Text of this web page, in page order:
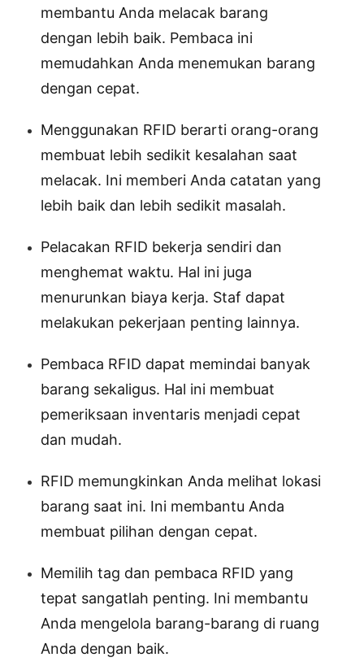
membantu Anda melacak barang
dengan lebih baik. Pembaca ini
memudahkan Anda menemukan barang
dengan cepat.
Menggunakan RFID berarti orang-orang
membuat lebih sedikit kesalahan saat
melacak. Ini memberi Anda catatan yang
lebih baik dan lebih sedikit masalah.
Pelacakan RFID bekerja sendiri dan
menghemat waktu. Hal ini juga
menurunkan biaya kerja. Staf dapat
melakukan pekerjaan penting lainnya.
Pembaca RFID dapat memindai banyak
barang sekaligus. Hal ini membuat
pemeriksaan inventaris menjadi cepat
dan mudah.
RFID memungkinkan Anda melihat lokasi
barang saat ini. Ini membantu Anda
membuat pilihan dengan cepat.
Memilih tag dan pembaca RFID yang
tepat sangatlah penting. Ini membantu
Anda mengelola barang-barang di ruang
Anda dengan baik.